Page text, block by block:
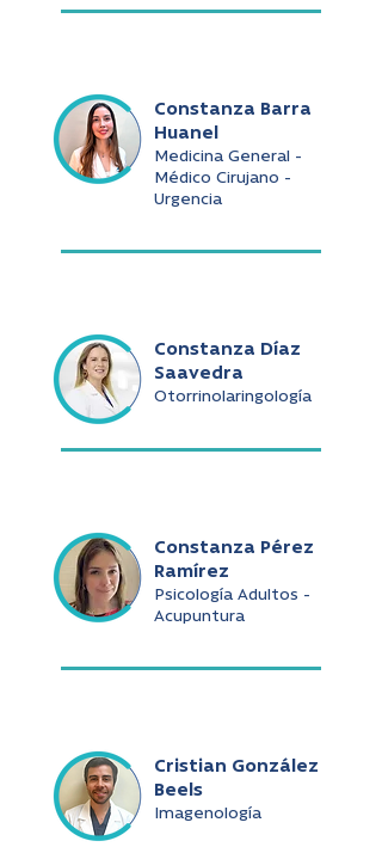
Constanza Barra
Huanel
Medicina General -
Médico Cirujano -
Urgencia
Constanza Díaz
Saavedra
Otorrinolaringología
Constanza Pérez
Ramírez
Psicología Adultos -
Acupuntura
Cristian González
Beels
Imagenología